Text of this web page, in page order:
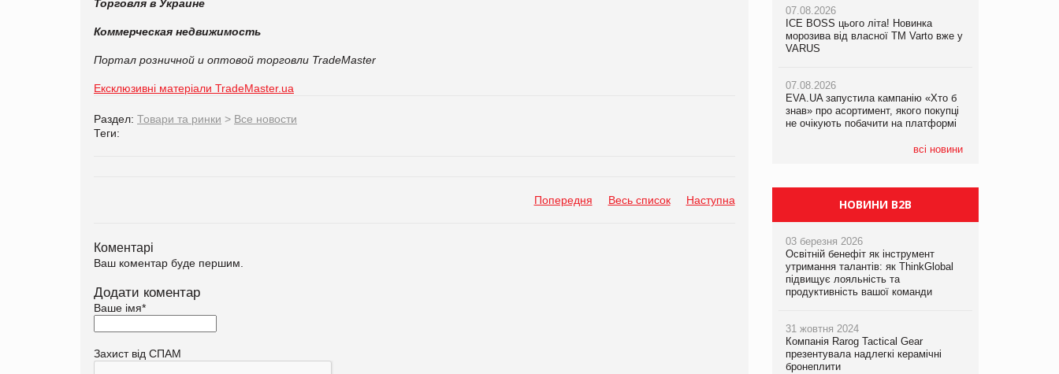
Торговля в Украине
Коммерческая недвижимость
Портал розничной и оптовой торговли TradeMaster
Ексклюзивні матеріали TradeMaster.ua
Раздел: Товари та ринки > Все новости
Теги:
Попередня Весь список Наступна
Коментарі
Ваш коментар буде першим.
Додати коментар
Ваше імя*
Захист від СПАМ
07.08.2026
ICE BOSS цього літа! Новинка
морозива від власної ТМ Varto вже у
VARUS
07.08.2026
EVA.UA запустила кампанію «Хто б
знав» про асортимент, якого покупці
не очікують побачити на платформі
всі новини
07.08.2026
ICE BOSS цього літа! Новинка
морозива від власної ТМ Varto вже у
VARUS
07.08.2026
EVA.UA запустила кампанію «Хто б
знав» про асортимент, якого покупці
не очікують побачити на платформі
07.08.2026
Франція заборонила рекламні дзвінки
НОВИНИ B2B
03 березня 2026
Освітній бенефіт як інструмент
утримання талантів: як ThinkGlobal
підвищує лояльність та
продуктивність вашої команди
31 жовтня 2024
Компанія Rarog Tactical Gear
презентувала надлегкі керамічні
бронеплити